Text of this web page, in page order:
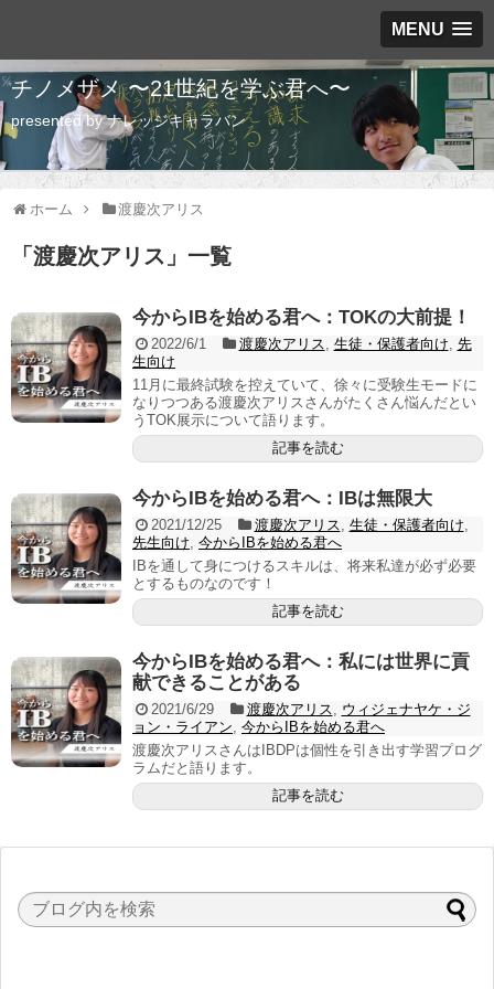
MENU
チノメザメ 〜21世紀を学ぶ君へ〜
presented by ナレッジキャラバン
ホーム 渡慶次アリス
「 渡慶次アリス 」 一覧
今からIBを始める君へ：TOKの大前提！
2022/6/1 渡慶次アリス, 生徒・保護者向け, 先
生向け
11月に最終試験を控えていて、徐々に受験生モードに
なりつつある渡慶次アリスさんがたくさん悩んだとい
うTOK展示について語ります。
記事を読む
今からIBを始める君へ：IBは無限大
2021/12/25 渡慶次アリス, 生徒・保護者向け,
先生向け, 今からIBを始める君へ
IBを通して身につけるスキルは、将来私達が必ず必要
とするものなのです！
記事を読む
今からIBを始める君へ：私には世界に貢
献できることがある
2021/6/29 渡慶次アリス, ウィジェナヤケ・ジ
ョン・ライアン, 今からIBを始める君へ
渡慶次アリスさんはIBDPは個性を引き出す学習プログ
ラムだと語ります。
記事を読む